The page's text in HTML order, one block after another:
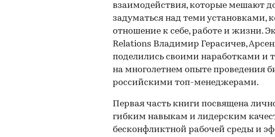
взаимодействия, которые мешают
задуматься над теми установками,
отношение к себе, работе и жизни.
Relations Владимир Герасичев,
поделились своими наработками и
на многолетнем опыте проведения
российскими топ-менеджерами.
Первая часть книги посвящена
гибким навыкам и лидерским
бесконфликтной рабочей среды и